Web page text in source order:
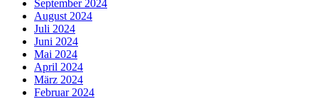
September 2024
August 2024
Juli 2024
Juni 2024
Mai 2024
April 2024
März 2024
Februar 2024